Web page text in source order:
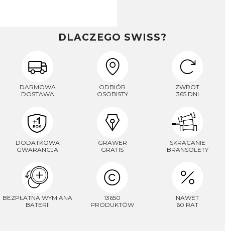
DLACZEGO SWISS?
DARMOWA
DOSTAWA
ODBIÓR
OSOBISTY
ZWROT
365 DNI
DODATKOWA
GWARANCJA
GRAWER
GRATIS
SKRACANIE
BRANSOLETY
BEZPŁATNA WYMIANA
BATERII
13650
PRODUKTÓW
NAWET
60 RAT